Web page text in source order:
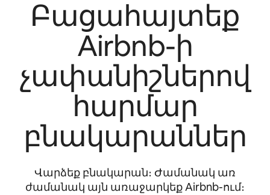
Բացահայտեք
Airbnb-ի
չափանիշներով
հարմար
բնակարաններ
Վարձեք բնակարան։ Ժամանակ առ
ժամանակ այն առաջարկեք Airbnb-ում։